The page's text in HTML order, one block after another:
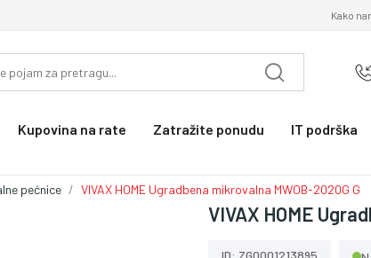
Kako
Kupovina na rate Zatražite ponudu IT podrška
pećnice VIVAX HOME Ugradbena mikrovalna MWOB-2020G G
VIVAX HOME
ID: ZG0001213895